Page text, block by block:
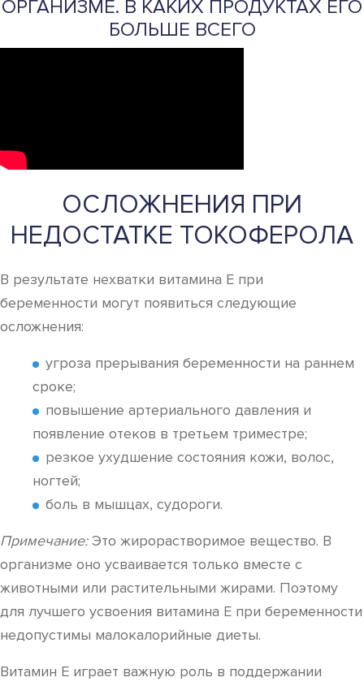
ОРГАНИЗМЕ. В КАКИХ ПРОДУКТАХ ЕГО
БОЛЬШЕ ВСЕГО
ОСЛОЖНЕНИЯ ПРИ
НЕДОСТАТКЕ ТОКОФЕРОЛА
В результате нехватки витамина Е при
беременности могут появиться следующие
осложнения:
угроза прерывания беременности на раннем
сроке;
повышение артериального давления и
появление отеков в третьем триместре;
резкое ухудшение состояния кожи, волос,
ногтей;
боль в мышцах, судороги.
Примечание:Это жирорастворимое вещество. В
организме оно усваивается только вместе с
животными или растительными жирами. Поэтому
для лучшего усвоения витамина Е при беременности
недопустимы малокалорийные диеты.
Витамин Е играет важную роль в поддержании